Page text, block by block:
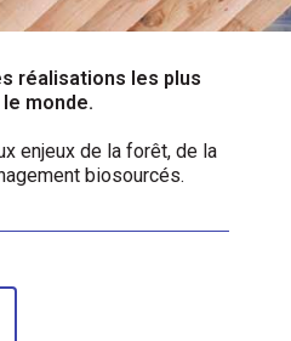
réalisations les plus
monde.
enjeux de la forêt, de la
biosourcés.